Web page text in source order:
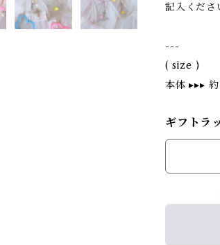
記入くだ
---
( size )
本体 ▸▸▸
ギフトラ